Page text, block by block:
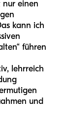
nur einen
kann ich
führen
lehrreich
und